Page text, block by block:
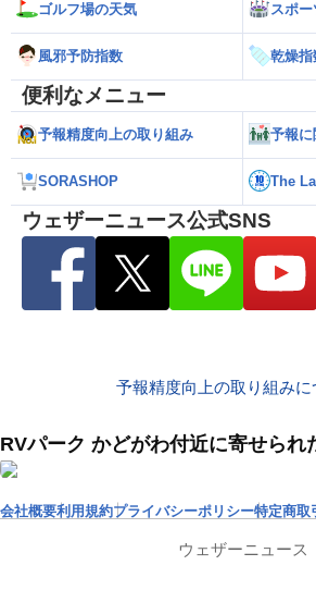
ゴルフ場の天気 スポ
風邪予防指数 乾燥指
便利なメニュー
予報精度向上の取り組み 予報に
SORASHOP The
ウェザーニュース公式SNS
予報精度向上の取り組みに
RVパーク かどがわ付近に寄せられ
会社概要利用規約プライバシーポリシー特定商取
ウェザーニュース